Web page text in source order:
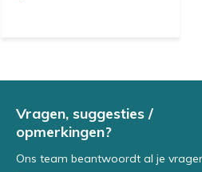
Vragen, suggesties /
opmerkingen?
Ons team beantwoordt al je